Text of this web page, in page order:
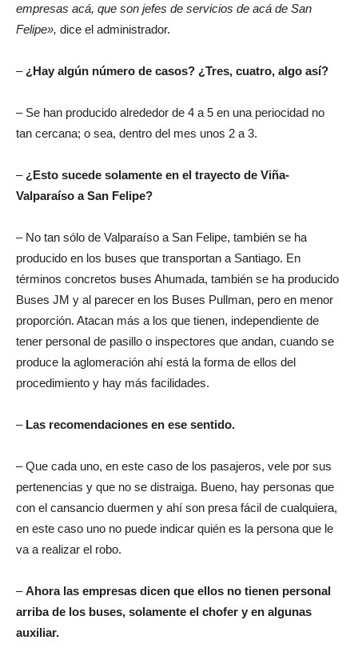
empresas acá, que son jefes de servicios de acá de San
Felipe», dice el administrador.
– ¿Hay algún número de casos? ¿Tres, cuatro, algo así?
– Se han producido alrededor de 4 a 5 en una periocidad no
tan cercana; o sea, dentro del mes unos 2 a 3.
– ¿Esto sucede solamente en el trayecto de Viña-
Valparaíso a San Felipe?
– No tan sólo de Valparaíso a San Felipe, también se ha
producido en los buses que transportan a Santiago. En
términos concretos buses Ahumada, también se ha producido
Buses JM y al parecer en los Buses Pullman, pero en menor
proporción. Atacan más a los que tienen, independiente de
tener personal de pasillo o inspectores que andan, cuando se
produce la aglomeración ahí está la forma de ellos del
procedimiento y hay más facilidades.
– Las recomendaciones en ese sentido.
– Que cada uno, en este caso de los pasajeros, vele por sus
pertenencias y que no se distraiga. Bueno, hay personas que
con el cansancio duermen y ahí son presa fácil de cualquiera,
en este caso uno no puede indicar quién es la persona que le
va a realizar el robo.
–Ahora las empresas dicen que ellos no tienen personal
arriba de los buses, solamente el chofer y en algunas
auxiliar.